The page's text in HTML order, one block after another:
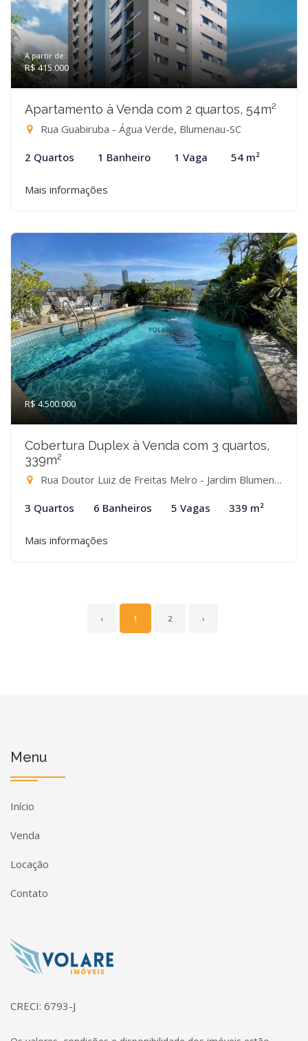
A partir de:
R$ 415.000
Apartamento à Venda com 2 quartos, 54m²
Rua Guabiruba - Água Verde, Blumenau-SC
2 Quartos 1 Banheiro 1 Vaga 54 m²
Mais informações
R$ 4.500.000
Cobertura Duplex à Venda com 3 quartos,
339m²
Rua Doutor Luiz de Freitas Melro - Jardim Blumenau, Blumenau-SC
3 Quartos 6 Banheiros 5 Vagas 339 m²
Mais informações
‹ 1 2 ›
Menu
Início
Venda
Locação
Contato
Página inicial
CRECI: 6793-J